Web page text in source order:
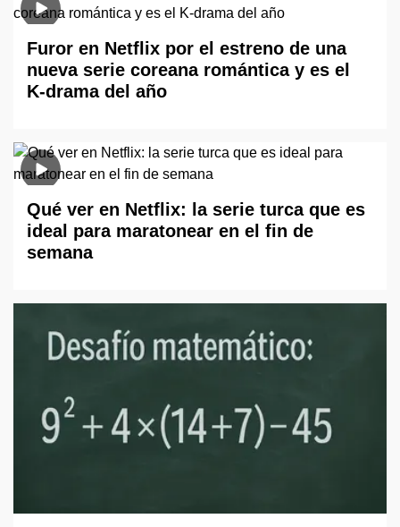
Furor en Netflix por el estreno de una
nueva serie coreana romántica y es el
K-drama del año
Qué ver en Netflix: la serie turca que es
ideal para maratonear en el fin de
semana